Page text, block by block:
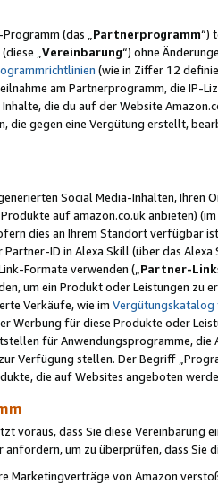
(das „Partnerprogramm“)
„Vereinbarung“) ohne
(wie in Ziffer 12
am Partnerprogramm, die IP-
die du auf der Website
die gegen eine Vergütung erstellt,
Social Media-Inhalten,
auf amazon.co.uk anbieten) (im
dies an Ihrem Standort verfügbar
Partner-ID in Alexa Skill (über das
Formate verwenden („ Partner-
um ein Produkt oder Leistungen
Verkäufe, wie im Vergütungskatalog
für diese Produkte oder
für Anwendungsprogramme,
Verfügung stellen. Der Begriff
die auf Websites angeboten
voraus, dass Sie diese Vereinbarung
um zu überprüfen, dass Sie
Marketingverträge von Amazon